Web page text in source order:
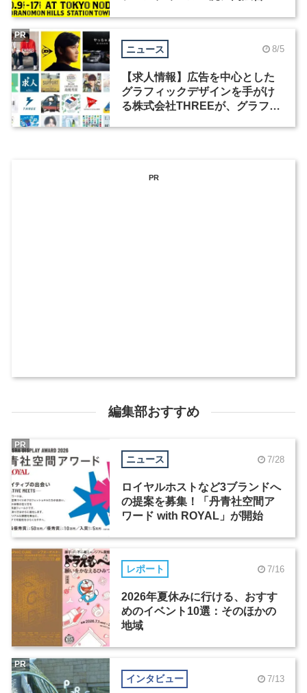
ニュース 8/5
【求人情報】広告を中心とした
グラフィックデザインを手がけ
る株式会社THREEが、グラフィ
PR
PR
編集部おすすめ
ニュース 7/28
ロイヤルホストなど3ブランドへ
の提案を募集！「丹青社空間ア
ワード with ROYAL」が開始
PR
レポート 7/16
2026年夏休みに行ける、おすす
めのイベント10選：そのほかの
地域
インタビュー 7/13
PR